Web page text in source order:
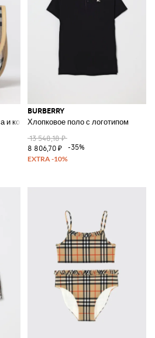
и кожи
BURBERRY
Хлопковое поло с логотипом
13 548,18 ₽
8 806,70 ₽
-35%